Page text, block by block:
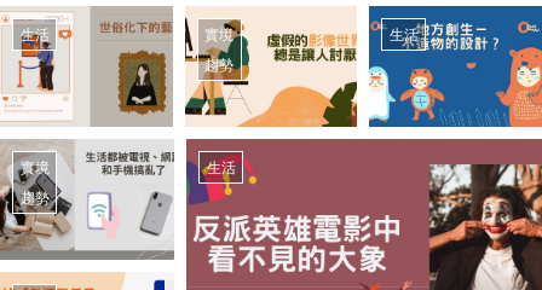
生活
實境
趨勢
生活
實境
趨勢
生活